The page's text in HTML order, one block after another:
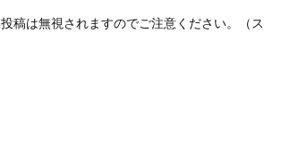
稿は無視されますのでご注意ください。（ス